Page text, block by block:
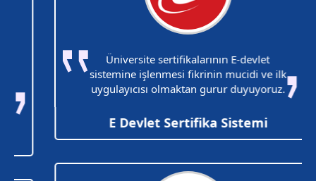
Üniversite sertifikalarının E-devlet
sistemine işlenmesi fikrinin mucidi ve ilk
uygulayıcısı olmaktan gurur duyuyoruz.
E Devlet Sertifika Sistemi